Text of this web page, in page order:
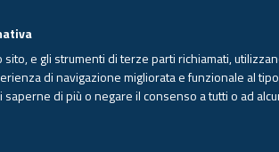
sito, e gli strumenti di terze parti richiamati,
di navigazione migliorata e funzionale al
saperne di più o negare il consenso a tutti o ad